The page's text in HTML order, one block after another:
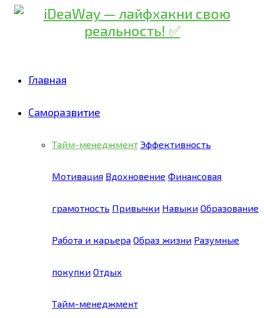
Главная
Саморазвитие
Тайм-менеджмент Эффективность
Мотивация Вдохновение Финансовая
грамотность Привычки Навыки Образование
Работа и карьера Образ жизни Разумные
покупки Отдых
Тайм-менеджмент